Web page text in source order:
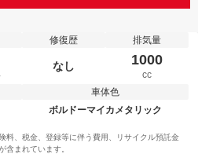
修復歴
なし
排気量
1000
cc
車体色
ボルドーマイカメタリック
料、税金、登録等に伴う費用、リサイクル預託金
含まれています。